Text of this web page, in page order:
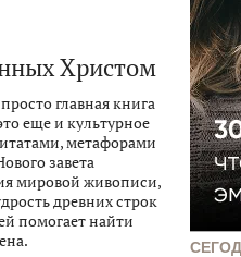
Христом
главная книга
еще и культурное
метафорами
завета
мировой живописи,
древних строк
помогает найти